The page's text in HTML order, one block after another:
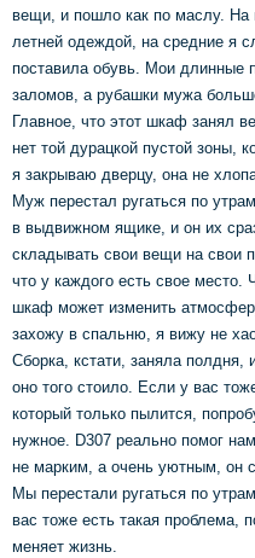
вещи, и пошло как по маслу. На
летней одеждой, на средние я
поставила обувь. Мои длинные
заломов, а рубашки мужа
Главное, что этот шкаф занял
нет той дурацкой пустой зоны,
я закрываю дверцу, она не
Муж перестал ругаться по
в выдвижном ящике, и он их
складывать свои вещи на свои
что у каждого есть свое место.
шкаф может изменить
захожу в спальню, я вижу не
Сборка, кстати, заняла полдня,
оно того стоило. Если у вас
который только пылится,
нужное. D307 реально помог
не марким, а очень уютным, он
Мы перестали ругаться по
вас тоже есть такая проблема,
меняет жизнь.